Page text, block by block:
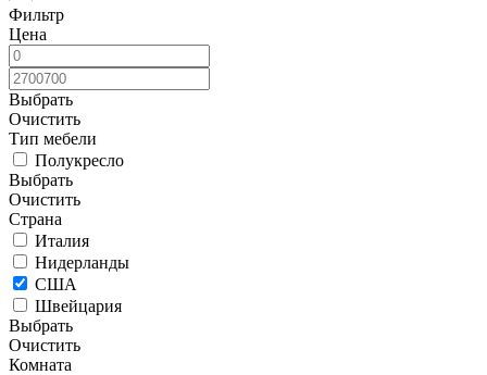
Фильтр
Цена
Выбрать
Очистить
Тип мебели
Полукресло
Выбрать
Очистить
Страна
Италия
Нидерланды
США
Швейцария
Выбрать
Очистить
Комната